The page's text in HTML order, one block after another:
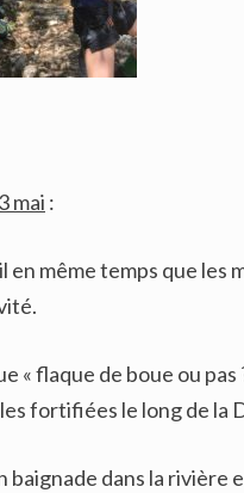
mai :
en même temps que
« flaque de boue ou
fortifiées le long de la
baignade dans la rivière